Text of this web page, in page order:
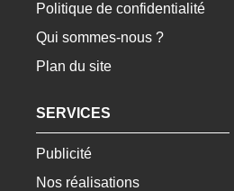
Politique de confidentialité
Qui sommes-nous ?
Plan du site
SERVICES
Publicité
Nos réalisations